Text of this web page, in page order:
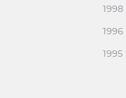
1998
1996
1995